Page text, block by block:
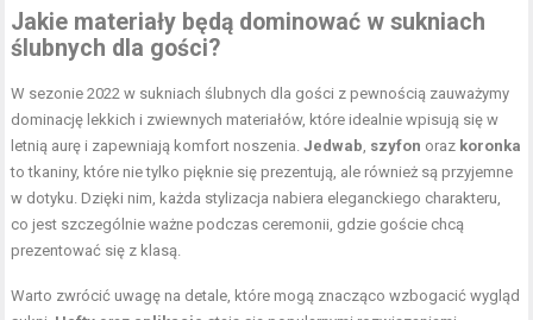
Jakie materiały będą dominować w sukniach
ślubnych dla gości?
W sezonie 2022 w sukniach ślubnych dla gości z pewnością zauważymy
dominację lekkich i zwiewnych materiałów, które idealnie wpisują się w
letnią aurę i zapewniają komfort noszenia.Jedwab szyfon oraz koronka
to tkaniny, które nie tylko pięknie się prezentują, ale również są przyjemne
w dotyku. Dzięki nim, każda stylizacja nabiera eleganckiego charakteru,
co jest szczególnie ważne podczas ceremonii, gdzie goście chcą
prezentować się z klasą.
Warto zwrócić uwagę na detale, które mogą znacząco wzbogacić wygląd